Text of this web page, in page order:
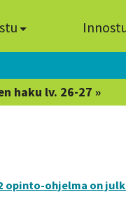
haku lv. 26-27 »
opinto-ohjelma on